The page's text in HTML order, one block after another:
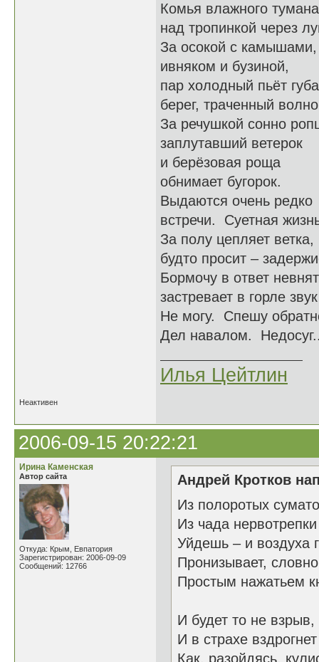
Комья влажного тумана
над тропинкой через
За осокой с камышами,
ивняком и бузиной,
пар холодный пьёт
берег, траченный
За речушкой сонно
заплутавший ветерок
и берёзовая роща
обнимает бугорок.
Выдаются очень редко
встречи. Суетная
За полу цепляет ветка,
будто просит –
Бормочу в ответ
застревает в горле
Не могу. Спешу
Дел навалом.
Илья Цейтлин
Неактивен
2006-09-15 20:22:21
Ирина Каменская
Автор сайта
Откуда: Крым, Евпатория
Зарегистрирован: 2006-09-09
Сообщений: 12766
Андрей Кротков
Из полоротых
Из чада нервотрепки
Уйдешь – и воздуха
Пронизывает,
Простым нажатьем
И будет то не
И в страхе
Как, разойдясь,